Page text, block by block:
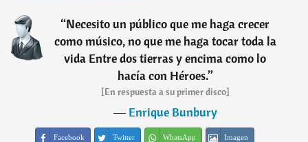
“Necesito un público que me haga crecer
como músico, no que me haga tocar toda la
vida Entre dos tierras y encima como lo
hacía con Héroes.”
[En respuesta a su primer disco]
―Enrique Bunbury
Facebook Twitter WhatsApp Imagen